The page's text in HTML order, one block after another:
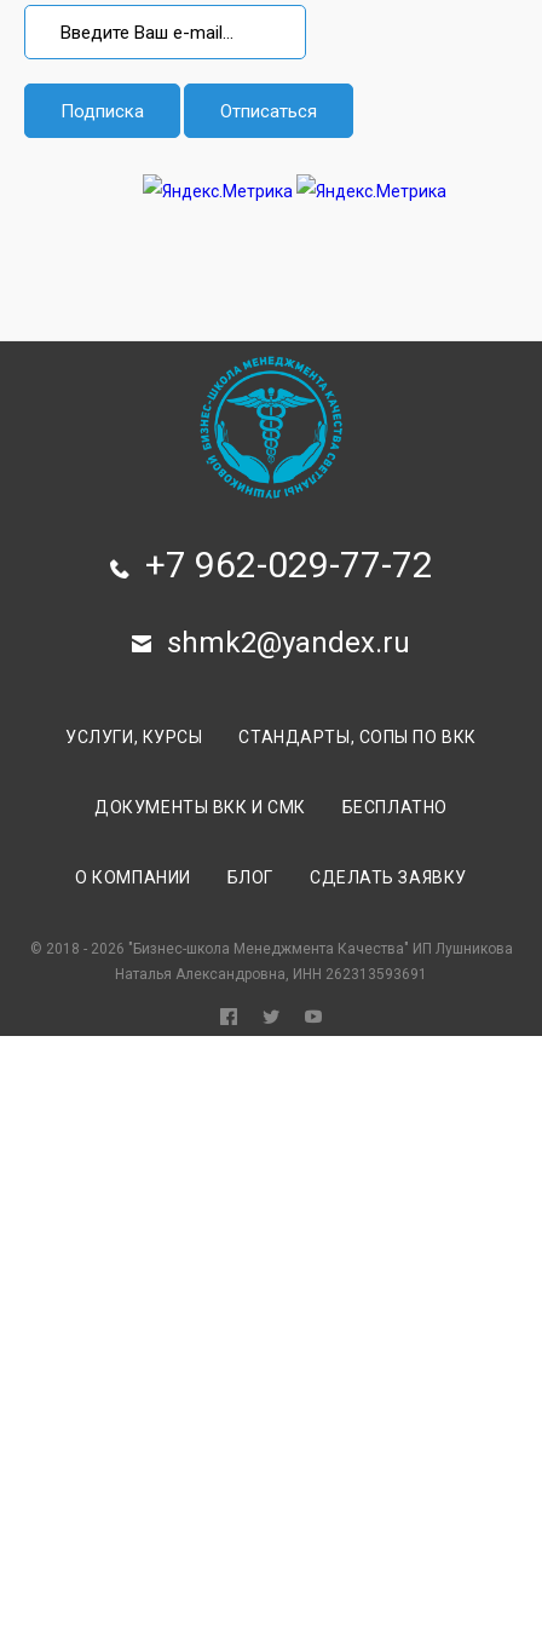
+7 962-029-77-72
shmk2@yandex.ru
УСЛУГИ, КУРСЫ СТАНДАРТЫ, СОПЫ ПО ВКК
ДОКУМЕНТЫ ВКК И СМК БЕСПЛАТНО
О КОМПАНИИ БЛОГ СДЕЛАТЬ ЗАЯВКУ
© 2018 - 2026 "Бизнес-школа Менеджмента Качества" ИП Лушникова
Наталья Александровна, ИНН 262313593691